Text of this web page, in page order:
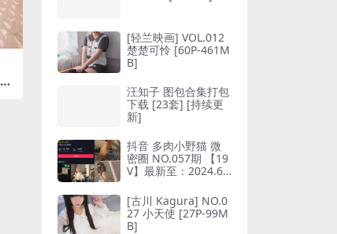
[轻兰映画] VOL.012
楚楚可怜 [60P-461M
B]
汪知子 图包合集打包
下载 [23套] [持续更
新]
抖音 多肉小野猫 微
密圈 NO.057期 【19
V】最新至：2024.6.
推特叫什么)
[古川 Kagura] NO.0
27 小天使 [27P-99M
B]